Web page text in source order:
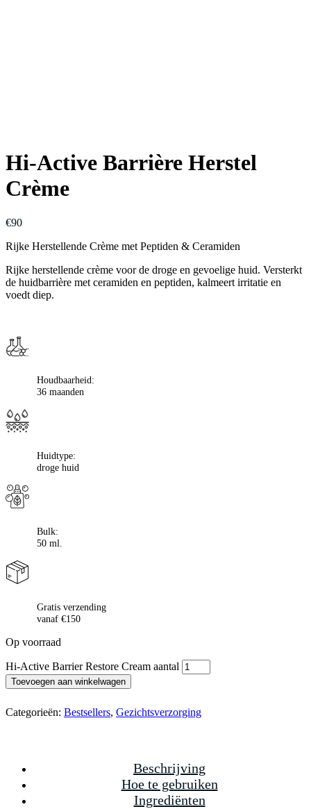
Hi-Active Barrière Herstel
Crème
€90
Rijke Herstellende Crème met Peptiden & Ceramiden
Rijke herstellende crème voor de droge en gevoelige huid. Versterkt
de huidbarrière met ceramiden en peptiden, kalmeert irritatie en
voedt diep.
Houdbaarheid:
36 maanden
Huidtype:
droge huid
Bulk:
50 ml.
Gratis verzending
vanaf €150
Op voorraad
Hi-Active Barrier Restore Cream aantal
Toevoegen aan winkelwagen
Categorieën: Bestsellers, Gezichtsverzorging
Beschrijving
Hoe te gebruiken
Ingrediënten